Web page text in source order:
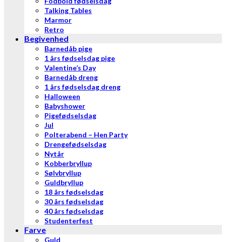
Talking Tables
Marmor
Retro
Begivenhed
Barnedåb pige
1 års fødselsdag pige
Valentine’s Day
Barnedåb dreng
1 års fødselsdag dreng
Halloween
Babyshower
Pigefødselsdag
Jul
Polterabend – Hen Party
Drengefødselsdag
Nytår
Kobberbryllup
Sølvbryllup
Guldbryllup
18 års fødselsdag
30 års fødselsdag
40 års fødselsdag
Studenterfest
Farve
Guld